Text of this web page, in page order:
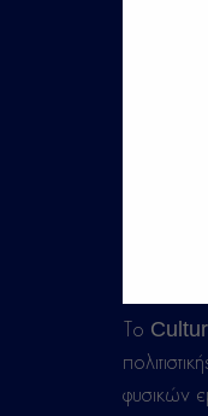
Το
φυσικών